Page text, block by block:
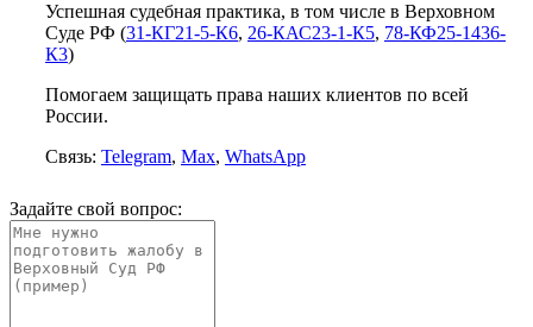
Успешная судебная практика, в том числе в Верховном
Суде РФ (31-КГ21-5-К6, 26-КАС23-1-К5, 78-КФ25-1436-
К3)
Помогаем защищать права наших клиентов по всей
России.
Связь: Telegram, Max, WhatsApp
Задайте свой вопрос: